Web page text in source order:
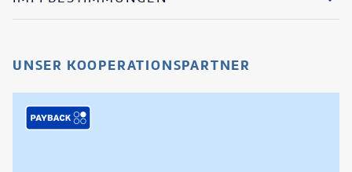
UNSER KOOPERATIONSPARTNER